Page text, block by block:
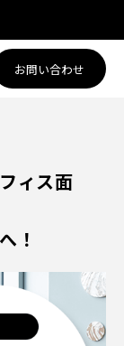
お問い合わせ
ィス面
！